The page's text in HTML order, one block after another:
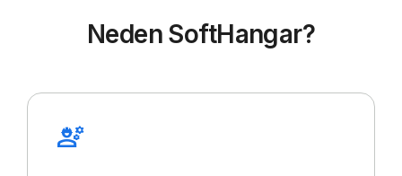
Neden SoftHangar?
engineering